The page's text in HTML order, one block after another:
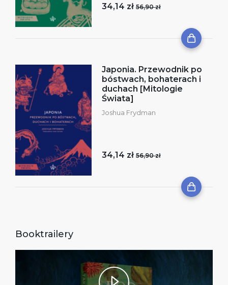
34,14 zł 56,90 zł
Japonia. Przewodnik po
bóstwach, bohaterach i
duchach [Mitologie
Świata]
Joshua Frydman
34,14 zł 56,90 zł
Booktrailery